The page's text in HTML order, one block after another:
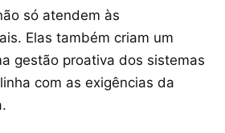
só atendem às
Elas também criam um
gestão proativa dos sistemas
com as exigências da